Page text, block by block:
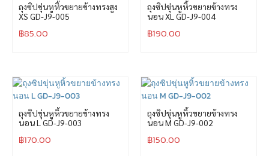
ถุงซิปขุ่นหูหิ้วขยายข้างทรงสูง
XS GD-J9-005
฿85.00
ถุงซิปขุ่นหูหิ้วขยายข้างทรง
นอน XL GD-J9-004
฿190.00
ถุงซิปขุ่นหูหิ้วขยายข้างทรง
นอน L GD-J9-003
฿170.00
ถุงซิปขุ่นหูหิ้วขยายข้างทรง
นอน M GD-J9-002
฿150.00